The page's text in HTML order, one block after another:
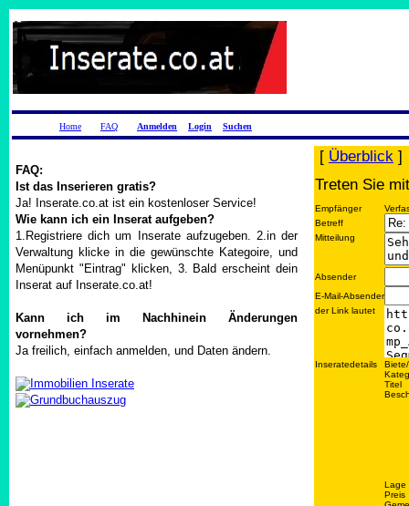
Home FAQ Anmelden Login Suchen
FAQ:
Ist das Inserieren gratis?
Ja! Inserate.co.at ist ein kostenloser Service!
Wie kann ich ein Inserat aufgeben?
1.Registriere dich um Inserate aufzugeben. 2.in der
Verwaltung klicke in die gewünschte Kategoire, und
Menüpunkt "Eintrag" klicken, 3. Bald erscheint dein
Inserat auf Inserate.co.at!
Kann ich im Nachhinein Änderungen
vornehmen?
Ja freilich, einfach anmelden, und Daten ändern.
[ Überblick
Treten Sie
Empfänger
Betreff
Mitteilung
Absender
E-Mail-Absender
der Link lautet
Inseratedetails
Titel
Lage
Preis